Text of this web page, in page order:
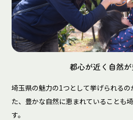
都心が近く自然
埼玉県の魅力の1つとして挙げられる
た、豊かな自然に恵まれていることも
す。